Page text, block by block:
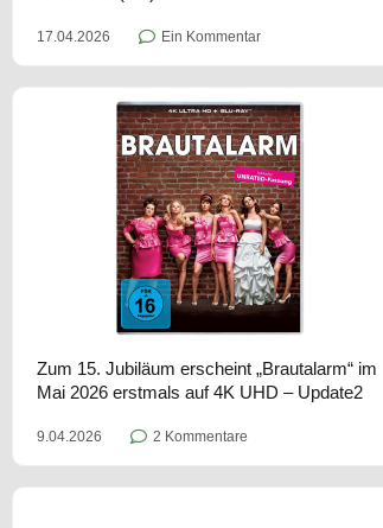
17.04.2026 Ein Kommentar
Zum 15. Jubiläum erscheint „Brautalarm“ im
Mai 2026 erstmals auf 4K UHD – Update2
9.04.2026 2 Kommentare